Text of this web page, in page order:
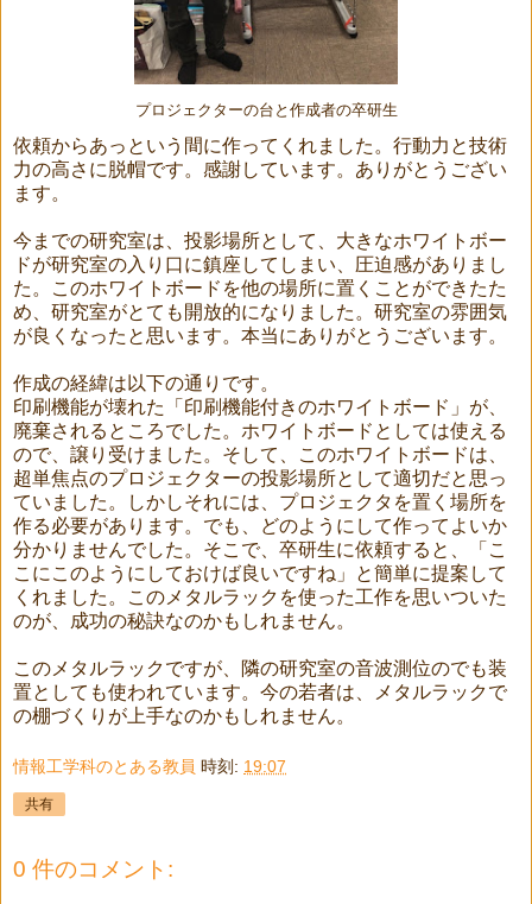
プロジェクターの台と作成者の卒研生
依頼からあっという間に作ってくれました。行動力と技術
力の高さに脱帽です。感謝しています。ありがとうござい
ます。
今までの研究室は、投影場所として、大きなホワイトボー
ドが研究室の入り口に鎮座してしまい、圧迫感がありまし
た。このホワイトボードを他の場所に置くことができたた
め、研究室がとても開放的になりました。研究室の雰囲気
が良くなったと思います。本当にありがとうございます。
作成の経緯は以下の通りです。
印刷機能が壊れた「印刷機能付きのホワイトボード」が、
廃棄されるところでした。ホワイトボードとしては使える
ので、譲り受けました。そして、このホワイトボードは、
超単焦点のプロジェクターの投影場所として適切だと思っ
ていました。しかしそれには、プロジェクタを置く場所を
作る必要があります。でも、どのようにして作ってよいか
分かりませんでした。そこで、卒研生に依頼すると、「こ
こにこのようにしておけば良いですね」と簡単に提案して
くれました。このメタルラックを使った工作を思いついた
のが、成功の秘訣なのかもしれません。
このメタルラックですが、隣の研究室の音波測位のでも装
置としても使われています。今の若者は、メタルラックで
の棚づくりが上手なのかもしれません。
情報工学科のとある教員 時刻: 19:07
共有
0 件のコメント: